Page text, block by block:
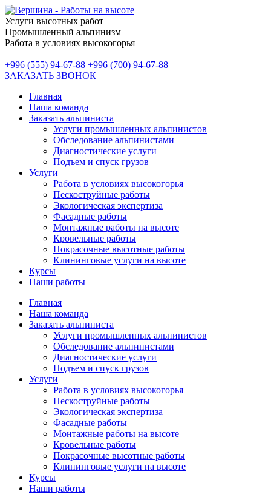
Услуги высотных работ
Промышленный альпинизм
Работа в условиях высокогорья
+996 (555) 94-67-88 +996 (700) 94-67-88
ЗАКАЗАТЬ ЗВОНОК
Главная
Наша команда
Заказать альпиниста
Услуги промышленных альпинистов
Обследование альпинистами
Диагностические услуги
Подъем и спуск грузов
Услуги
Работа в условиях высокогорья
Пескоструйные работы
Экологическая экспертиза
Фасадные работы
Монтажные работы на высоте
Кровельные работы
Покрасочные высотные работы
Клининговые услуги на высоте
Курсы
Наши работы
Главная
Наша команда
Заказать альпиниста
Услуги промышленных альпинистов
Обследование альпинистами
Диагностические услуги
Подъем и спуск грузов
Услуги
Работа в условиях высокогорья
Пескоструйные работы
Экологическая экспертиза
Фасадные работы
Монтажные работы на высоте
Кровельные работы
Покрасочные высотные работы
Клининговые услуги на высоте
Курсы
Наши работы